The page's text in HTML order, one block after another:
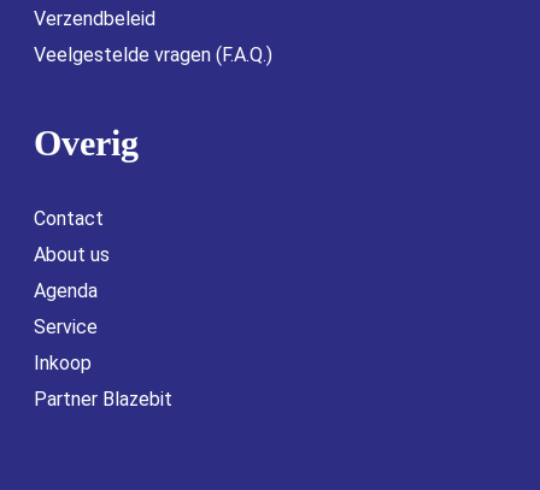
Verzendbeleid
Veelgestelde vragen (F.A.Q.)
Overig
Contact
About us
Agenda
Service
Inkoop
Partner Blazebit